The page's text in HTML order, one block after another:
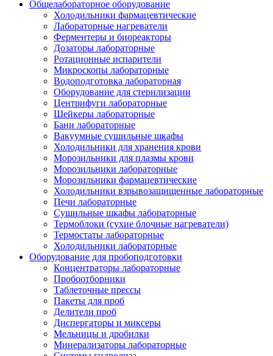
Общелабораторное оборудование
Холодильники фармацевтические
Лабораторные нагреватели
Ферментеры и биореакторы
Дозаторы лабораторные
Ротационные испарители
Микроскопы лабораторные
Водоподготовка лабораторная
Оборудование для стерилизации
Центрифуги лабораторные
Шейкеры лабораторные
Бани лабораторные
Вакуумные сушильные шкафы
Холодильники для хранения крови
Морозильники для плазмы крови
Морозильники лабораторные
Морозильники фармацевтические
Холодильники взрывозащищенные лабораторные
Печи лабораторные
Сушильные шкафы лабораторные
Термоблоки (сухие блочные нагреватели)
Термостаты лабораторные
Холодильники лабораторные
Оборудование для пробоподготовки
Концентраторы лабораторные
Пробоотборники
Таблеточные прессы
Пакеты для проб
Делители проб
Диспергаторы и миксеры
Мельницы и дробилки
Минерализаторы лабораторные